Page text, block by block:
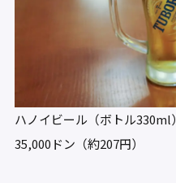
ハノイビール（ボトル330ml）
35,000ドン（約207円）